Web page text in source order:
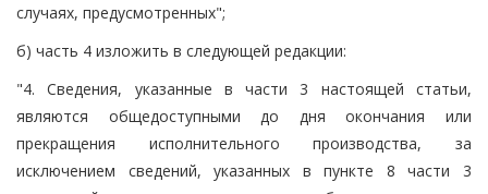
случаях, предусмотренных";
б) часть 4 изложить в следующей редакции:
"4. Сведения, указанные в части 3 настоящей статьи,
являются общедоступными до дня окончания или
прекращения исполнительного производства, за
исключением сведений, указанных в пункте 8 части 3